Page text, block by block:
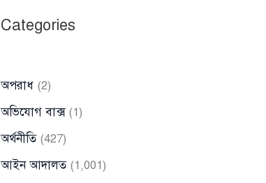
Categories
অপরাধ (2)
অভিযোগ বাক্স(1)
অর্থনীতি(427)
আইন আদালত(1,001)